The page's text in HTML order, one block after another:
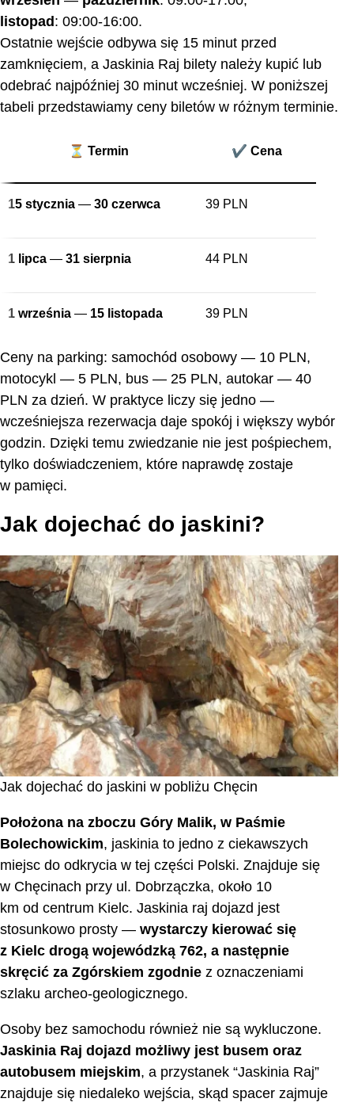
listopad: 09:00-16:00.
Ostatnie wejście odbywa się 15 minut przed
zamknięciem, a Jaskinia Raj bilety należy kupić lub
odebrać najpóźniej 30 minut wcześniej. W poniższej
tabeli przedstawiamy ceny biletów w różnym terminie.
⏳ Termin ✔️ Cena
15 stycznia — 30 czerwca 39 PLN
1 lipca — 31 sierpnia 44 PLN
1 września — 15 listopada 39 PLN
Ceny na parking: samochód osobowy — 10 PLN,
motocykl — 5 PLN, bus — 25 PLN, autokar — 40
PLN za dzień. W praktyce liczy się jedno —
wcześniejsza rezerwacja daje spokój i większy wybór
godzin. Dzięki temu zwiedzanie nie jest pośpiechem,
tylko doświadczeniem, które naprawdę zostaje
w pamięci.
Jak dojechać do jaskini?
Jak dojechać do jaskini w pobliżu Chęcin
Położona na zboczu Góry Malik, w Paśmie
Bolechowickim, jaskinia to jedno z ciekawszych
miejsc do odkrycia w tej części Polski. Znajduje się
w Chęcinach przy ul. Dobrzączka, około 10
km od centrum Kielc. Jaskinia raj dojazd jest
stosunkowo prosty — wystarczy kierować się
z Kielc drogą wojewódzką 762, a następnie
skręcić za Zgórskiem zgodnie z oznaczeniami
szlaku archeo-geologicznego.
Osoby bez samochodu również nie są wykluczone.
Jaskinia Raj dojazd możliwy jest busem oraz
autobusem miejskim, a przystanek “Jaskinia Raj”
znajduje się niedaleko wejścia, skąd spacer zajmuje